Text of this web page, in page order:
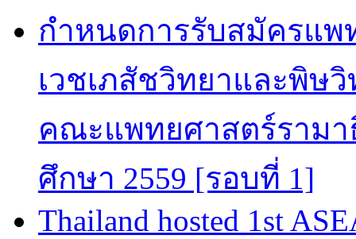
กำหนดการรับสมัครแพ
เวชเภสัชวิทยาและพิษวิ
คณะแพทยศาสตร์รามา
ศึกษา 2559 [รอบที่ 1]
Thailand hosted 1st